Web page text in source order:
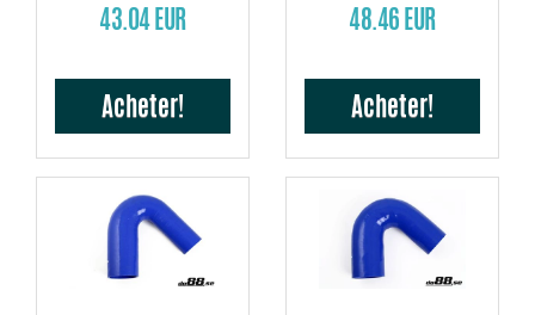
43.04 EUR
Acheter!
48.46 EUR
Acheter!